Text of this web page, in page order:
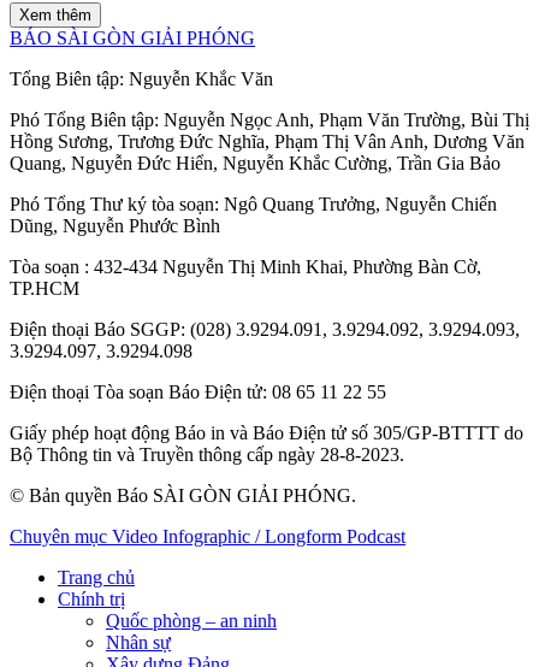
Xem thêm
BÁO SÀI GÒN GIẢI PHÓNG
Tổng Biên tập: Nguyễn Khắc Văn
Phó Tổng Biên tập: Nguyễn Ngọc Anh, Phạm Văn Trường, Bùi Thị
Hồng Sương, Trương Đức Nghĩa, Phạm Thị Vân Anh, Dương Văn
Quang, Nguyễn Đức Hiển, Nguyễn Khắc Cường, Trần Gia Bảo
Phó Tổng Thư ký tòa soạn: Ngô Quang Trưởng, Nguyễn Chiến
Dũng, Nguyễn Phước Bình
Tòa soạn : 432-434 Nguyễn Thị Minh Khai, Phường Bàn Cờ,
TP.HCM
Điện thoại Báo SGGP: (028) 3.9294.091, 3.9294.092, 3.9294.093,
3.9294.097, 3.9294.098
Điện thoại Tòa soạn Báo Điện tử: 08 65 11 22 55
Giấy phép hoạt động Báo in và Báo Điện tử số 305/GP-BTTTT do
Bộ Thông tin và Truyền thông cấp ngày 28-8-2023.
© Bản quyền Báo SÀI GÒN GIẢI PHÓNG.
Chuyên mục Video Infographic / Longform Podcast
Trang chủ
Chính trị
Quốc phòng – an ninh
Nhân sự